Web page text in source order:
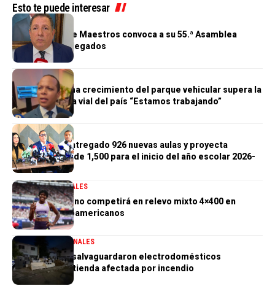
Esto te puede interesar
GENERALES
Cooperativa de Maestros convoca a su 55.ª Asamblea
General de Delegados
GENERALES
Morrison afirma crecimiento del parque vehicular supera la
infraestructura vial del país “Estamos trabajando”
GENERALES
Gobierno ha entregado 926 nuevas aulas y proyecta
alcanzar meta de 1,500 para el inicio del año escolar 2026-
2027
DEPORTESGENERALES
Marileidy Paulino competirá en relevo mixto 4×400 en
Juegos Centroamericanos
GENERALES NACIONALES
PN aclara que salvaguardaron electrodomésticos
sustraídos de tienda afectada por incendio